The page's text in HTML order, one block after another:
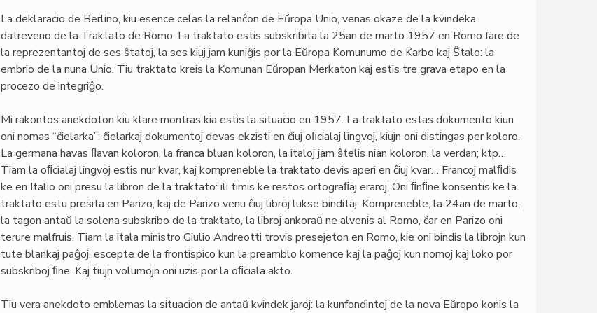
La deklaracio de Berlino, kiu esence celas la relanĉon de Eŭropa Unio, venas okaze de la kvindeka
datreveno de la Traktato de Romo. La traktato estis subskribita la 25an de marto 1957 en Romo fare de
la reprezentantoj de ses ŝtatoj, la ses kiuj jam kuniĝis por la Eŭropa Komunumo de Karbo kaj Ŝtalo: la
embrio de la nuna Unio. Tiu traktato kreis la Komunan Eŭropan Merkaton kaj estis tre grava etapo en la
procezo de integriĝo.
Mi rakontos anekdoton kiu klare montras kia estis la situacio en 1957. La traktato estas dokumento kiun
oni nomas “ĉielarka”: ĉielarkaj dokumentoj devas ekzisti en ĉiuj oﬁcialaj lingvoj, kiujn oni distingas per koloro.
La germana havas ﬂavan koloron, la franca bluan koloron, la italoj jam ŝtelis nian koloron, la verdan; ktp…
Tiam la oﬁcialaj lingvoj estis nur kvar, kaj kompreneble la traktato devis aperi en ĉiuj kvar… Francoj malﬁdis
ke en Italio oni presu la libron de la traktato: ili timis ke restos ortograﬁaj eraroj. Oni ﬁnﬁne konsentis ke la
traktato estu presita en Parizo, kaj de Parizo venu ĉiuj libroj lukse binditaj. Kompreneble, la 24an de marto,
la tagon antaŭ la solena subskribo de la traktato, la libroj ankoraŭ ne alvenis al Romo, ĉar en Parizo oni
terure malfruis. Tiam la itala ministro Giulio Andreotti trovis presejeton en Romo, kie oni bindis la librojn kun
tute blankaj paĝoj, escepte de la frontispico kun la preamblo komence kaj la paĝoj kun nomoj kaj loko por
subskriboj ﬁne. Kaj tiujn volumojn oni uzis por la oﬁciala akto.
Tiu vera anekdoto emblemas la situacion de antaŭ kvindek jaroj: la kunfondintoj de la nova Eŭropo konis la